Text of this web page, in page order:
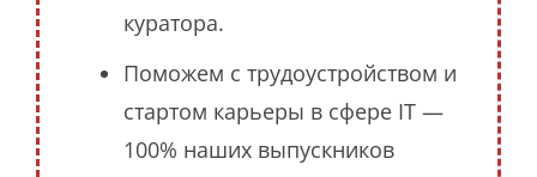
куратора.
Поможем с трудоустройством и
стартом карьеры в сфере IT —
100% наших выпускников